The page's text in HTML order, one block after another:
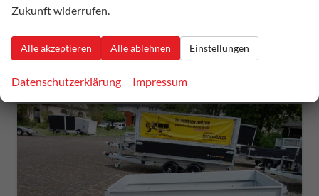
Leistung – kW
650,– €
incl. 19% MwSt.
Details
Zukunft widerrufen.
Alle akzeptieren Alle ablehnen Einstellungen
Datenschutzerklärung Impressum